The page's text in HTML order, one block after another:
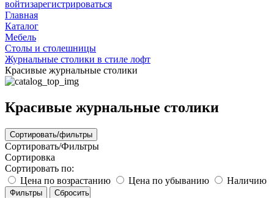
войтизарегистрироваться
Главная
Каталог
Мебель
Столы и столешницы
Журнальные столики в стиле лофт
Красивые журнальные столики
Красивые журнальные столики
Сортировать/фильтры
Сортировать/Фильтры
Сортировка
Сортировать по:
Цена по возрастанию
Цена по убыванию Наличию